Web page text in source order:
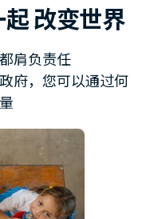
改变世界
肩负责任
府，您可以通过何